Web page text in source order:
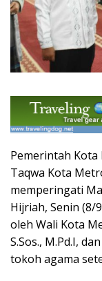
Pemerintah
Taqwa Kota
memperingati
Hijriah, Senin (8/
oleh Wali Kota
S.Sos., M.Pd.I,
tokoh agama